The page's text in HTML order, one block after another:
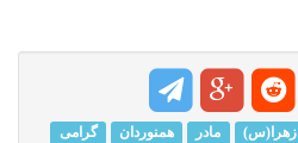
زهرا(س) مادر همنوردان
گرامی